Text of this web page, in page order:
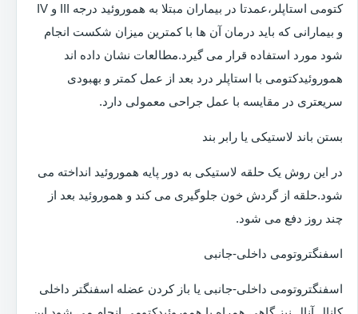
کتومی استاپلر،عمدتا در بیماران مبتلا به هموروئید درجه III و IV
و بیمارانی که باید درمان آن ها با کمترین میزان شکست انجام
شود مورد استفاده قرار می گیرد.مطالعات نشان داده اند
هموروئیدکتومی با استاپلر درد بعد از عمل کمتر و بهبودی
سریعتری در مقایسه با عمل جراحی معمولی دارد.
بستن باند لاستیکی یا رابر بند
در این روش یک حلقه لاستیکی به دور پایه هموروئید انداخته می
شود.حلقه از گردش خون جلوگیری می کند و هموروئید بعد از
چند روز دفع می شود.
اسفنگتروتومی داخلی-جانبی
اسفنگتروتومی داخلی-جانبی یا باز کردن عضله اسفنگتر داخلی